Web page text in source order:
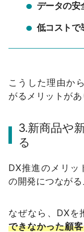
データの安
低コストで
こうした理由か
がるメリットがあ
3.新商品や
る
DX推進のメリッ
の開発につながる
なぜなら、DXを
できなかった顧